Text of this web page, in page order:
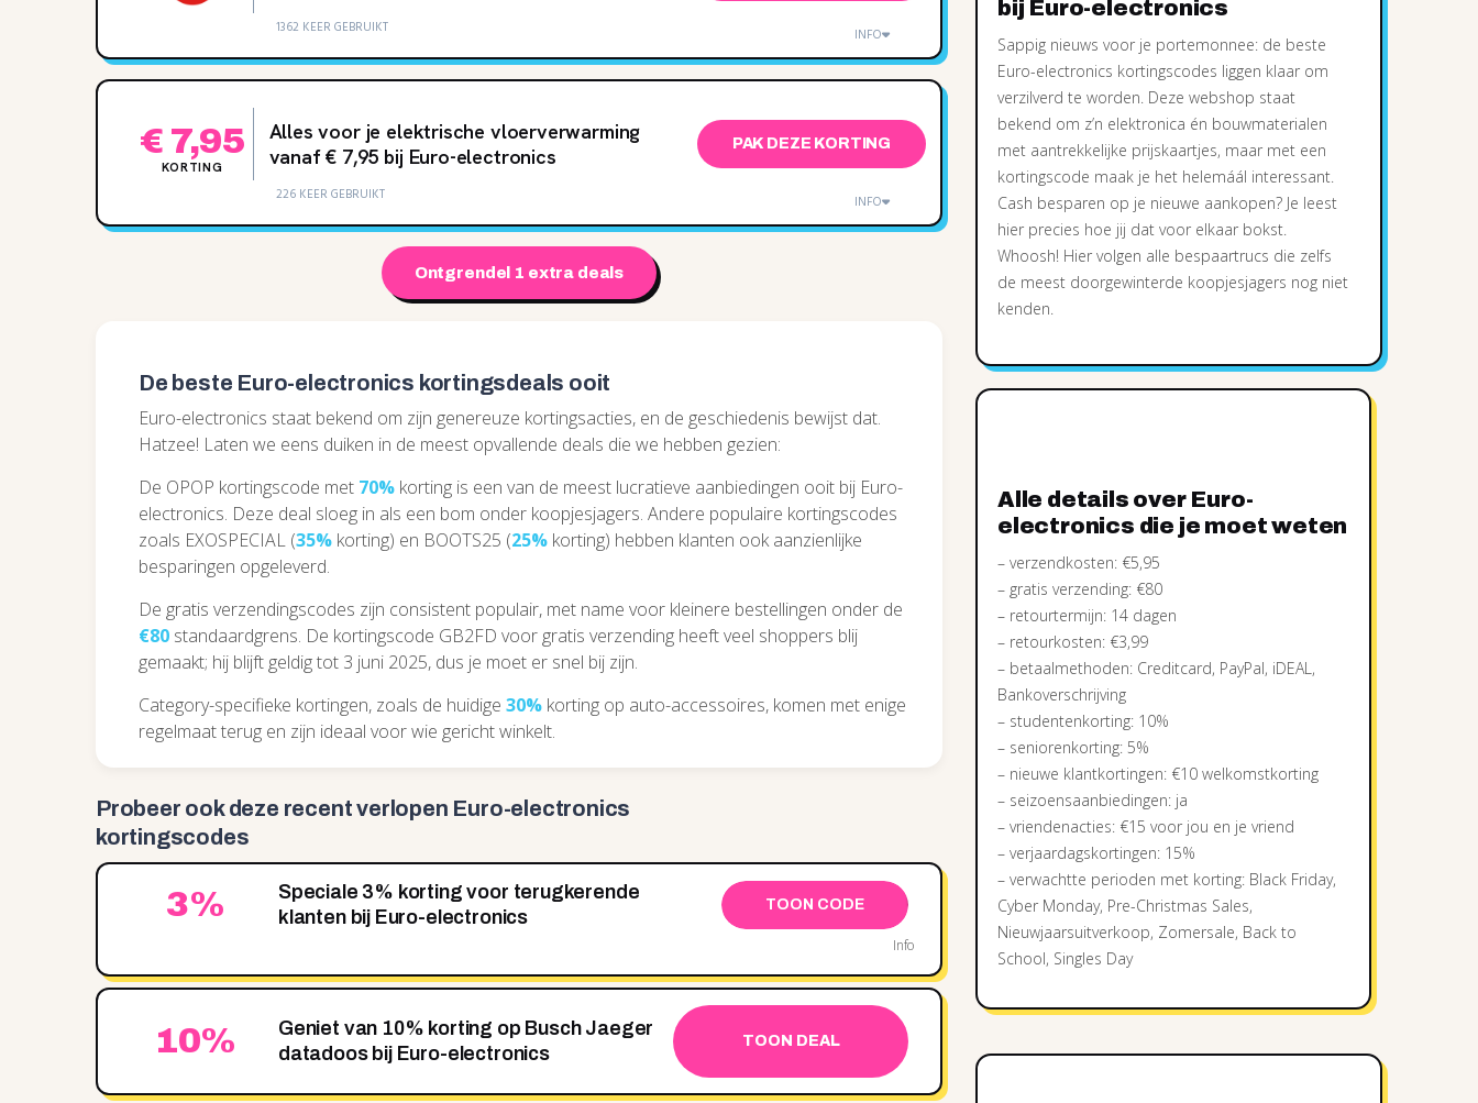
1362 KEER GEBRUIKT INFO
€ 7,95
KORTING
Alles voor je elektrische vloerverwarming
vanaf € 7,95 bij Euro-electronics
PAK DEZE KORTING
226 KEER GEBRUIKT INFO
Ontgrendel 1 extra deals
De beste Euro-electronics kortingsdeals ooit
Euro-electronics staat bekend om zijn genereuze kortingsacties, en de geschiedenis bewijst dat.
Hatzee! Laten we eens duiken in de meest opvallende deals die we hebben gezien:
De OPOP kortingscode met 70% korting is een van de meest lucratieve aanbiedingen ooit bij Euro-
electronics. Deze deal sloeg in als een bom onder koopjesjagers. Andere populaire kortingscodes
zoals EXOSPECIAL (35% korting) en BOOTS25 (25% korting) hebben klanten ook aanzienlijke
besparingen opgeleverd.
De gratis verzendingscodes zijn consistent populair, met name voor kleinere bestellingen onder de
€80 standaardgrens. De kortingscode GB2FD voor gratis verzending heeft veel shoppers blij
gemaakt; hij blijft geldig tot 3 juni 2025, dus je moet er snel bij zijn.
Category-specifieke kortingen, zoals de huidige 30% korting op auto-accessoires, komen met enige
regelmaat terug en zijn ideaal voor wie gericht winkelt.
Probeer ook deze recentverlopen Euro-electronics
kortingscodes
3%
Speciale 3% korting voor terugkerende
klanten bij Euro-electronics
TOON CODE
Info
10%
Geniet van 10% korting op Busch Jaeger
datadoos bij Euro-electronics
TOON DEAL
bij Euro-electronics
Sappig nieuws voor je portemonnee: de beste
Euro-electronics kortingscodes liggen klaar om
verzilverd te worden. Deze webshop staat
bekend om z’n elektronica én bouwmaterialen
met aantrekkelijke prijskaartjes, maar met een
kortingscode maak je het helemáál interessant.
Cash besparen op je nieuwe aankopen? Je leest
hier precies hoe jij dat voor elkaar bokst.
Whoosh! Hier volgen alle bespaartrucs die zelfs
de meest doorgewinterde koopjesjagers nog niet
kenden.
Alle details over Euro-
electronics die je moet weten
– verzendkosten: €5,95
– gratis verzending: €80
– retourtermijn: 14 dagen
– retourkosten: €3,99
– betaalmethoden: Creditcard, PayPal, iDEAL,
Bankoverschrijving
– studentenkorting: 10%
– seniorenkorting: 5%
– nieuwe klantkortingen: €10 welkomstkorting
– seizoensaanbiedingen: ja
– vriendenacties: €15 voor jou en je vriend
– verjaardagskortingen: 15%
– verwachtte perioden met korting: Black Friday,
Cyber Monday, Pre-Christmas Sales,
Nieuwjaarsuitverkoop, Zomersale, Back to
School, Singles Day